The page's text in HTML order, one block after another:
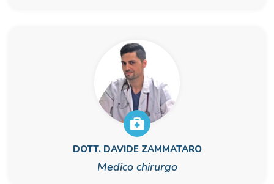
DOTT. DAVIDE ZAMMATARO
Medico chirurgo